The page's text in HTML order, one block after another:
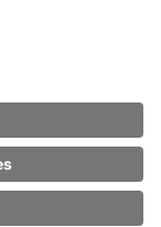
beauty alliance